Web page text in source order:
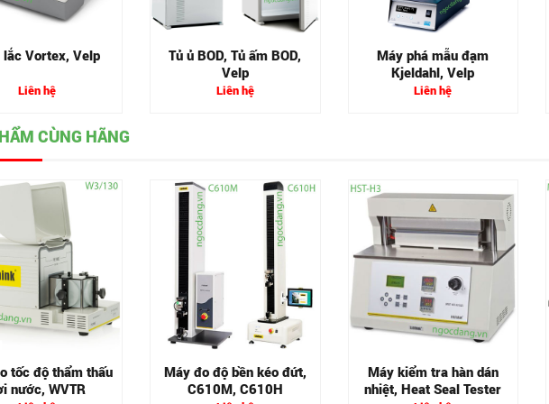
lắc Vortex, Velp
Liên hệ
Tủ ủ BOD, Tủ ấm BOD,
Velp
Liên hệ
Máy phá mẫu đạm
Kjeldahl, Velp
Liên hệ
CÙNG HÃNG
tốc độ thẩm thấu
nước, WVTR
Máy đo độ bền kéo đứt,
C610M, C610H
Máy kiểm tra hàn dán
nhiệt, Heat Seal Tester